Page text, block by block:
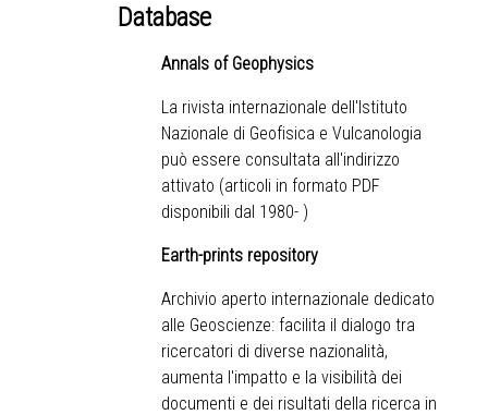
Database
Annals of Geophysics
La rivista internazionale dell'Istituto
Nazionale di Geofisica e Vulcanologia
può essere consultata all'indirizzo
attivato (articoli in formato PDF
disponibili dal 1980- )
Earth-prints repository
Archivio aperto internazionale dedicato
alle Geoscienze: facilita il dialogo tra
ricercatori di diverse nazionalità,
aumenta l'impatto e la visibilità dei
documenti e dei risultati della ricerca in